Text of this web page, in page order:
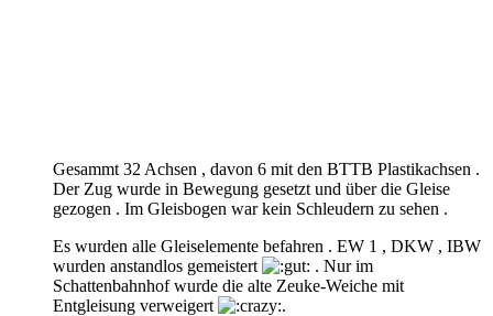
Gesammt 32 Achsen , davon 6 mit den BTTB Plastikachsen .
Der Zug wurde in Bewegung gesetzt und über die Gleise
gezogen . Im Gleisbogen war kein Schleudern zu sehen .
Es wurden alle Gleiselemente befahren . EW 1 , DKW , IBW
wurden anstandlos gemeistert
. Nur im
Schattenbahnhof wurde die alte Zeuke-Weiche mit
Entgleisung verweigert
.